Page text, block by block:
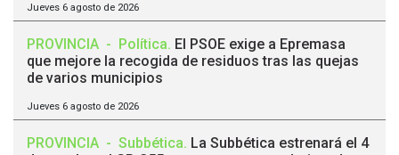
Jueves 6 agosto de 2026
PROVINCIA - Política. El PSOE exige a Epremasa
que mejore la recogida de residuos tras las quejas
de varios municipios
Jueves 6 agosto de 2026
PROVINCIA - Subbética. La Subbética estrenará el 4